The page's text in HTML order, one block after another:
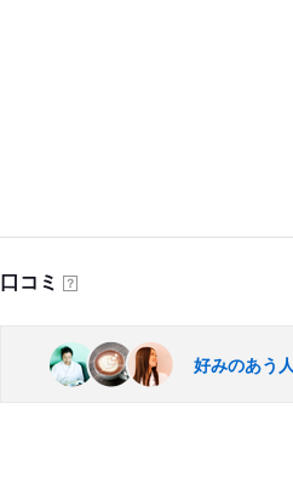
口コミ ？
好みのあう